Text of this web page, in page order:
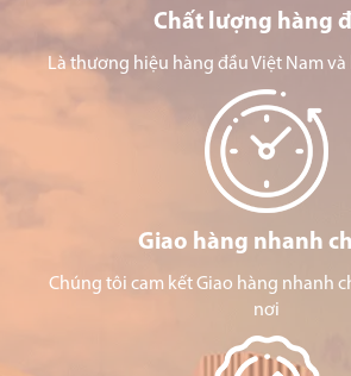
Chất lượng hàng
Là thương hiệu hàng đầu Việt Nam và
Giao hàng nhanh
Chúng tôi cam kết Giao hàng nhanh
nơi